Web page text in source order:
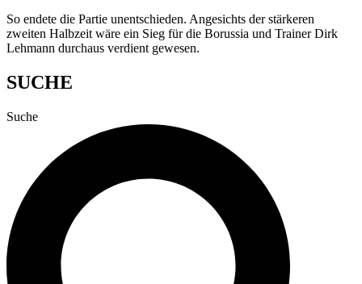
So endete die Partie unentschieden. Angesichts der stärkeren
zweiten Halbzeit wäre ein Sieg für die Borussia und Trainer Dirk
Lehmann durchaus verdient gewesen.
SUCHE
Suche